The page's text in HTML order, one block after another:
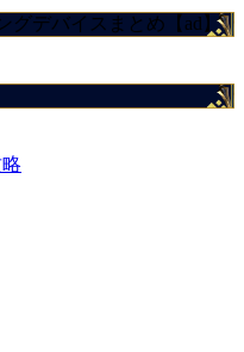
グデバイスまとめ【ad】